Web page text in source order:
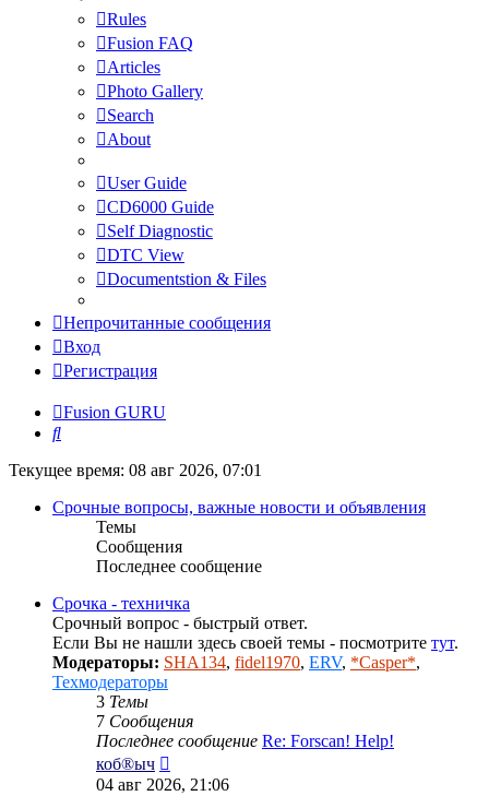
Rules
Fusion FAQ
Articles
Photo Gallery
Search
About
User Guide
CD6000 Guide
Self Diagnostic
DTC View
Documentstion & Files
Непрочитанные сообщения
Вход
Регистрация
Fusion GURU
Поиск
Текущее время: 08 авг 2026, 07:01
Срочные вопросы, важные новости и объявления
Темы
Сообщения
Последнее сообщение
Срочка - техничка
Срочный вопрос - быстрый ответ.
Если Вы не нашли здесь своей темы - посмотрите тут.
Модераторы: SHA134, fidel1970, ERV, *Casper*,
Техмодераторы
3 Темы
7 Сообщения
Последнее сообщение Re: Forscan! Help!
коб®ыч
к
04 авг 2026, 21:06